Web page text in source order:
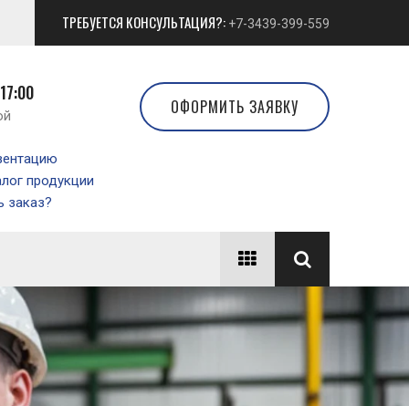
ТРЕБУЕТСЯ КОНСУЛЬТАЦИЯ?: +7-3439-399-559
продукции
заказ?
ОФОРМИТЬ ЗАЯВКУ